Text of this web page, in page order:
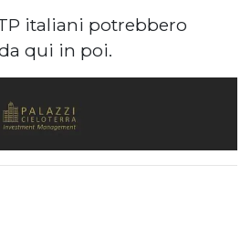
italiani potrebbero
qui in poi.